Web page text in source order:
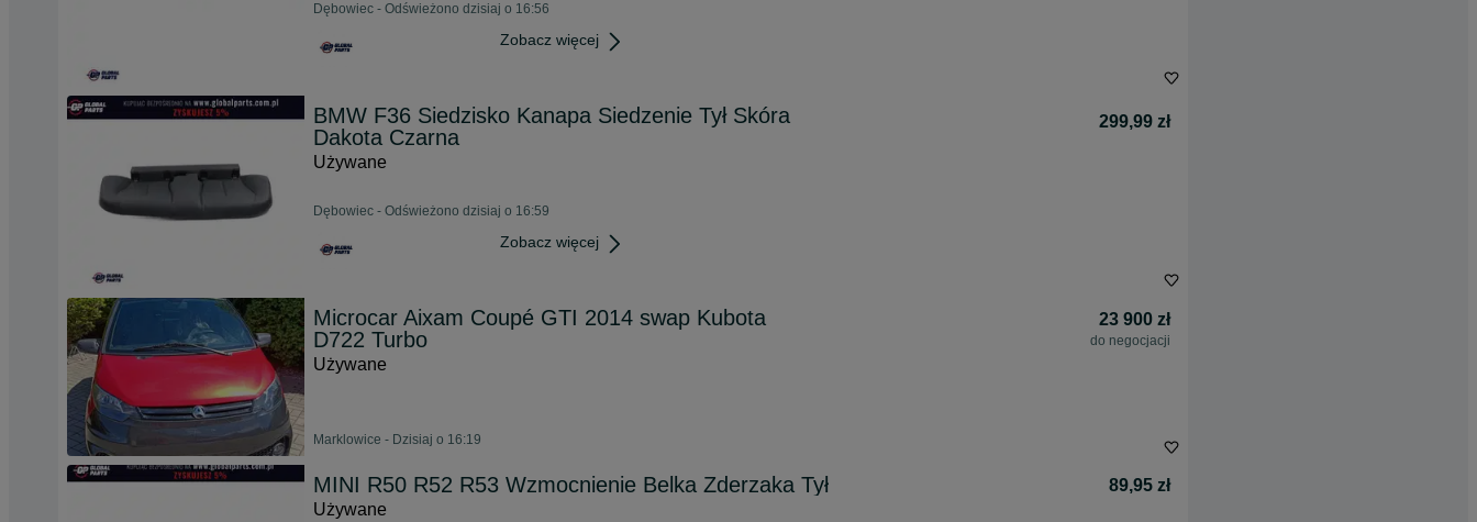
Dębowiec - Odświeżono dzisiaj o 16:56
Zobacz więcej
BMW F36 Siedzisko Kanapa Siedzenie Tył Skóra
Dakota Czarna
299,99 zł
Używane
Dębowiec - Odświeżono dzisiaj o 16:59
Zobacz więcej
Microcar Aixam Coupé GTI 2014 swap Kubota
D722 Turbo
23 900 zł
do negocjacji
Używane
Marklowice - Dzisiaj o 16:19
MINI R50 R52 R53 Wzmocnienie Belka Zderzaka Tył
89,95 zł
Używane